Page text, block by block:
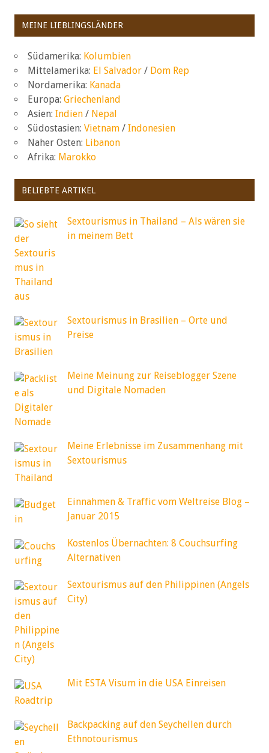
MEINE LIEBLINGSLÄNDER
Südamerika: Kolumbien
Mittelamerika: El Salvador / Dom Rep
Nordamerika: Kanada
Europa: Griechenland
Asien: Indien / Nepal
Südostasien: Vietnam / Indonesien
Naher Osten: Libanon
Afrika: Marokko
BELIEBTE ARTIKEL
Sextourismus in Thailand – Als wären sie
in meinem Bett
Sextourismus in Brasilien – Orte und
Preise
Meine Meinung zur Reiseblogger Szene
und Digitale Nomaden
Meine Erlebnisse im Zusammenhang mit
Sextourismus
Einnahmen & Traffic vom Weltreise Blog –
Januar 2015
Kostenlos Übernachten: 8 Couchsurfing
Alternativen
Sextourismus auf den Philippinen (Angels
City)
Mit ESTA Visum in die USA Einreisen
Backpacking auf den Seychellen durch
Ethnotourismus